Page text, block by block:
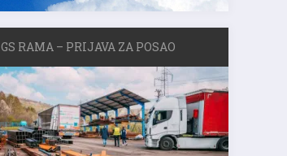
GS RAMA – PRIJAVA ZA POSAO